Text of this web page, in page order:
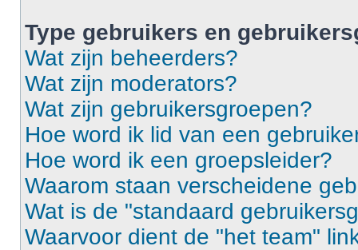
Type gebruikers en
Wat zijn beheerders?
Wat zijn moderators?
Wat zijn gebruikersgroepen?
Hoe word ik lid van een
Hoe word ik een groepsleider?
Waarom staan verscheidene
Wat is de "standaard
Waarvoor dient de "het team"